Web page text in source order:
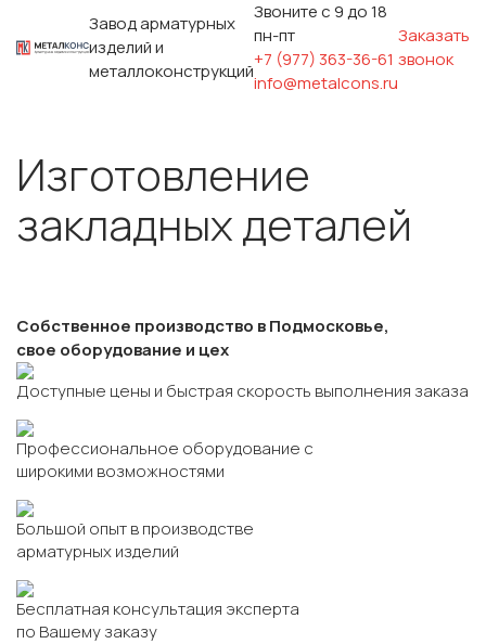
Завод арматурных
изделий и
металлоконструкций
Звоните с 9 до 18
пн-пт
+7 (977) 363-36-61
info@metalcons.ru
Заказать
звонок
Изготовление
закладных деталей
Собственное производство в Подмосковье,
свое оборудование и цех
Доступные цены и быстрая скорость выполнения заказа
Профессиональное оборудование с
широкими возможностями
Большой опыт в производстве
арматурных изделий
Бесплатная консультация эксперта
по Вашему заказу